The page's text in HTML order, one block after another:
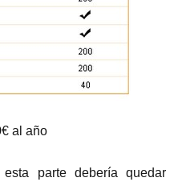
al año
parte debería quedar